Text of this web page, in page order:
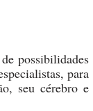
possibilidades
para
seu cérebro e